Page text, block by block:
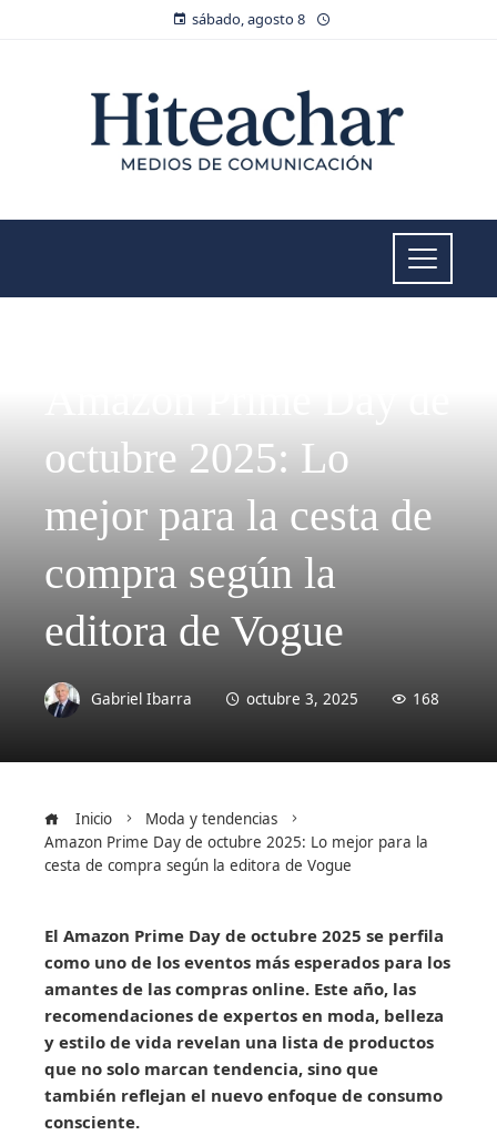
sábado, agosto 8
octubre 2025: Lo
mejor para la cesta de
compra según la
editora de Vogue
Gabriel Ibarra octubre 3, 2025 168
Inicio
Moda y tendencias
Amazon Prime Day de octubre 2025: Lo mejor para la
cesta de compra según la editora de Vogue
El Amazon Prime Day de octubre 2025 se perfila
como uno de los eventos más esperados para los
amantes de las compras online. Este año, las
recomendaciones de expertos en moda, belleza
y estilo de vida revelan una lista de productos
que no solo marcan tendencia, sino que
también reflejan el nuevo enfoque de consumo
consciente.